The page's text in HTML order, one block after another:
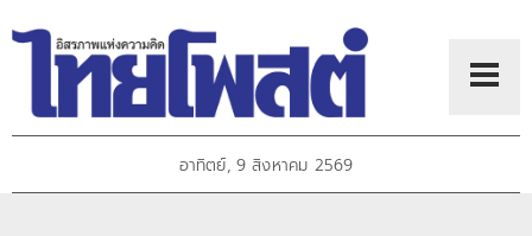
อาทิตย์, 9 สิงหาคม 2569